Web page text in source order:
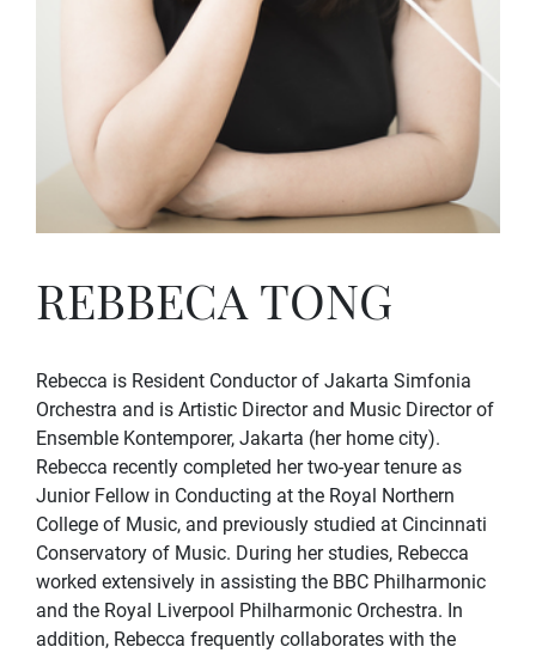
REBBECA TONG
Rebecca is Resident Conductor of Jakarta Simfonia
Orchestra and is Artistic Director and Music Director of
Ensemble Kontemporer, Jakarta (her home city).
Rebecca recently completed her two-year tenure as
Junior Fellow in Conducting at the Royal Northern
College of Music, and previously studied at Cincinnati
Conservatory of Music. During her studies, Rebecca
worked extensively in assisting the BBC Philharmonic
and the Royal Liverpool Philharmonic Orchestra. In
addition, Rebecca frequently collaborates with the